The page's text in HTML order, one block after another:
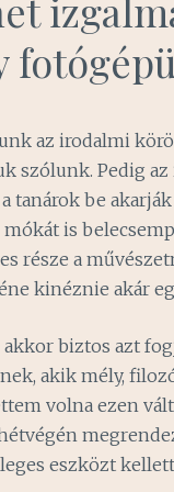
az irodalmi
szólunk. Pedig
tanárok be
is
része a
kinéznie akár
biztos azt
akik mély,
volna ezen
eszközt